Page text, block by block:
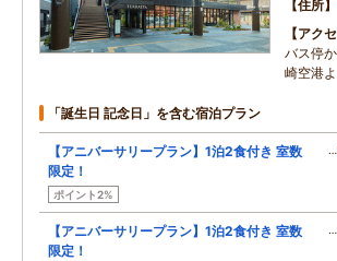
住所
アク
バス停
崎空港
「誕生日 記念日」を含む宿泊プラン
【アニバーサリープラン】1泊2食付き 室数
限定！
ポイント2%
【アニバーサリープラン】1泊2食付き 室数
限定！